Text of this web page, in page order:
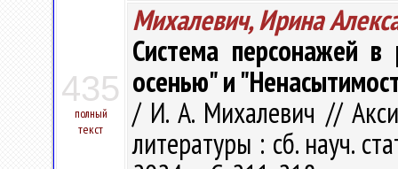
435
полный
текст
Михалевич, Ирина
Система персонажей
осенью" и
/ И. А. Михалевич //
литературы : сб. науч.